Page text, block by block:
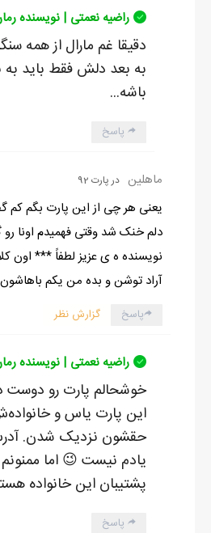
راضیه نعمتی | نویسنده
دقیقا غم مارال از همه
به بعد دلش فقط باید
باشه...
پاسخ
ماهلین در پارت 92
یعنی هر چی از این پارت بگم کم
دلم خنک شد وقتی فهمیدم اونا رو
نویسنده ه ی عزیز لطفاً *** اون
آراد توشن و بده من یکم باهاشون
پاسخ گزارش نظر
راضیه نعمتی | نویسنده
خوشحالم پارت رو دوست
این پارت یاس و
حقشون نزدیک شدن.
یادم نیست 😉 اما
پشتیبان این خانواده
پاسخ